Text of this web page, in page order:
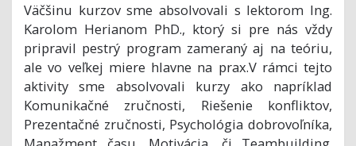
Väčšinu kurzov sme absolvovali s lektorom Ing.
Karolom Herianom PhD., ktorý si pre nás vždy
pripravil pestrý program zameraný aj na teóriu,
ale vo veľkej miere hlavne na prax.V rámci tejto
aktivity sme absolvovali kurzy ako napríklad
Komunikačné zručnosti, Riešenie konfliktov,
Prezentačné zručnosti, Psychológia dobrovoľníka,